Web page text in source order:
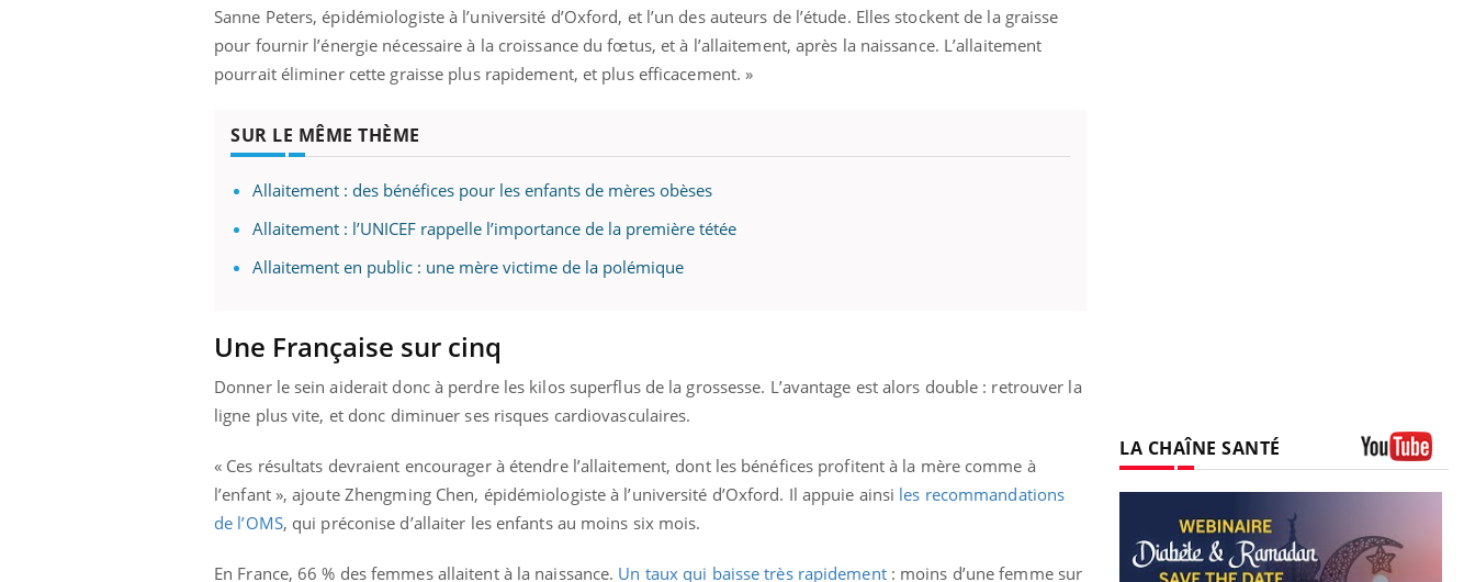
Sanne Peters, épidémiologiste à l’université d’Oxford, et l’un des auteurs de l’étude. Elles stockent de la graisse
pour fournir l’énergie nécessaire à la croissance du fœtus, et à l’allaitement, après la naissance. L’allaitement
pourrait éliminer cette graisse plus rapidement, et plus efficacement. »
SUR LE MÊME THÈME
Allaitement : des bénéfices pour les enfants de mères obèses
Allaitement : l’UNICEF rappelle l’importance de la première tétée
Allaitement en public : une mère victime de la polémique
Une Française sur cinq
Donner le sein aiderait donc à perdre les kilos superflus de la grossesse. L’avantage est alors double : retrouver la
ligne plus vite, et donc diminuer ses risques cardiovasculaires.
« Ces résultats devraient encourager à étendre l’allaitement, dont les bénéfices profitent à la mère comme à
l’enfant », ajoute Zhengming Chen, épidémiologiste à l’université d’Oxford. Il appuie ainsi les recommandations
de l’OMS, qui préconise d’allaiter les enfants au moins six mois.
En France, 66 % des femmes allaitent à la naissance. Un taux qui baisse très rapidement: moins d’une femme sur
LA CHAÎNE SANTÉ